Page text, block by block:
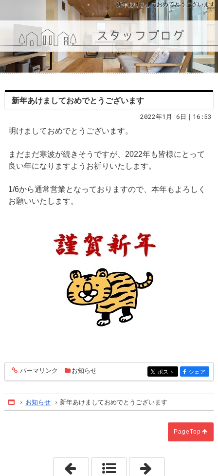
新年あけましておめでとうございます
新年あけましておめでとうございます
2022年1月 6日｜16:53
明けましておめでとうございます。
まだまだ寒波が続きそうですが、2022年も皆様にとって
良い年になりますようお祈りいたします。
1/6から通常営業となっておりますので、本年もよろしく
お願いいたします。
entry124
パーマリンク お知らせ entry124
ポスト entry124
シェア
Home
お知らせ 新年あけましておめでとうございます
PageTop
「坪単価ってそもそも何？」